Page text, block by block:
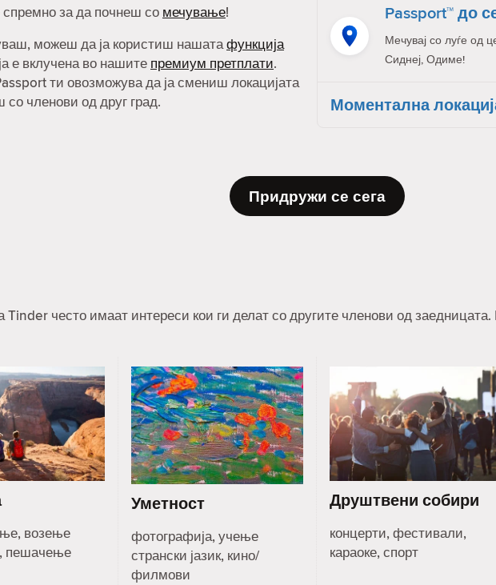
спремно за да почнеш со мечување!
можеш да ја користиш нашатафункција
е вклучена во нашите премиум претплати.
ти овозможува да ја смениш локацијата
членови од друг град.
Passport™ до
Мечувај со луѓе од
Сиднеј, Одиме!
Моментална
Придружи се сега
Tinder често имаат интереси кои ги делат со другите членови од
возење
пешачење
Уметност
фотографија, учење
странски јазик, кино/
филмови
Друштвени собири
концерти, фестивали,
караоке, спорт